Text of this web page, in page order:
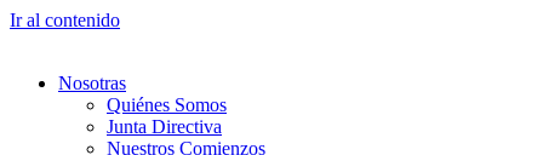
Ir al contenido
Nosotras
Quiénes Somos
Junta Directiva
Nuestros Comienzos